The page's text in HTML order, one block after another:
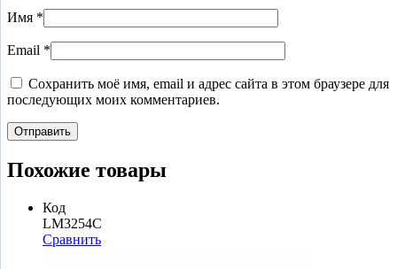
Имя *
Email *
Сохранить моё имя, email и адрес сайта в этом браузере для
последующих моих комментариев.
Похожие товары
Код
LM3254C
Сравнить